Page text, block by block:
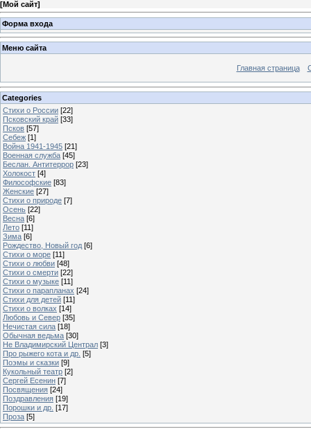
[Мой сайт]
Форма входа
Меню сайта
Главная страница
Categories
Стихи о России [22]
Псковский край [33]
Псков [57]
Себеж [1]
Война 1941-1945 [21]
Военная служба [45]
Беслан. Антитеррор [23]
Холокост [4]
Философские [83]
Женские [27]
Стихи о природе [7]
Осень [22]
Весна [6]
Лето [11]
Зима [6]
Рождество, Новый год [6]
Стихи о море [11]
Стихи о любви [48]
Стихи о смерти [22]
Стихи о музыке [11]
Стихи о парапланах [24]
Стихи для детей [11]
Стихи о волках [14]
Любовь и Север [35]
Нечистая сила [18]
Обычная ведьма [30]
Не Владимирский Централ [3]
Про рыжего кота и др. [5]
Поэмы и сказки [9]
Кукольный театр [2]
Сергей Есенин [7]
Посвящения [24]
Поздравления [19]
Порошки и др. [17]
Проза [5]